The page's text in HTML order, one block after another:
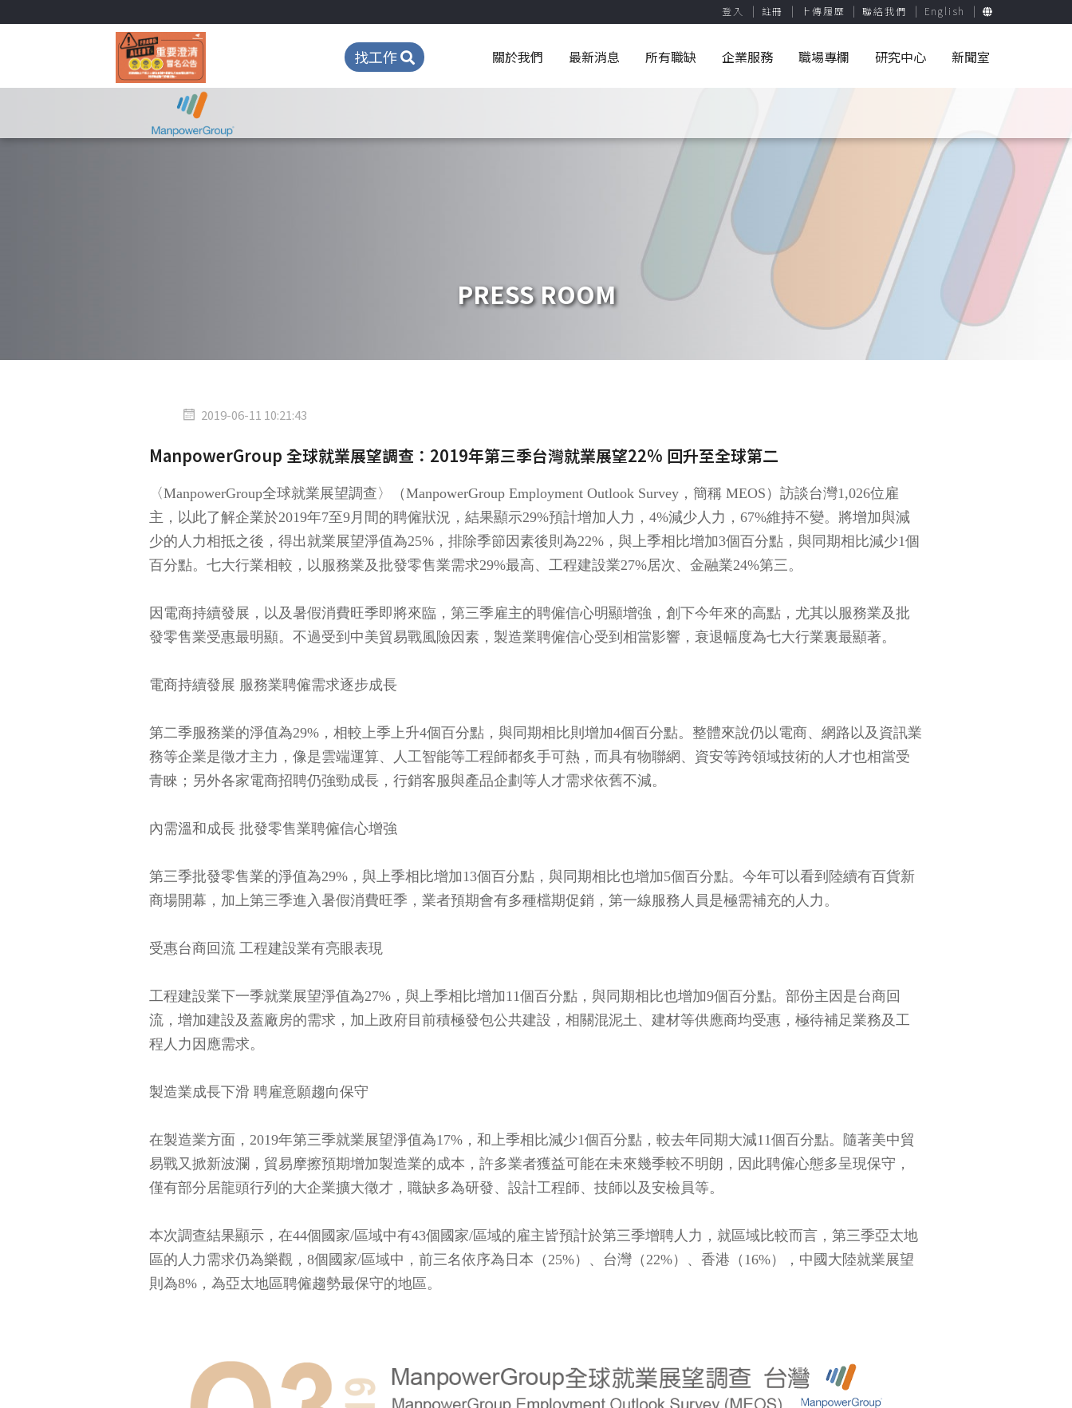
登入 註冊 上傳履歷 聯絡我們 English
找工作 關於我們 最新消息 所有職缺 企業服務 職場專欄 研究中心 新聞室
PRESS ROOM
2019-06-11 10:21:43
ManpowerGroup 全球就業展望調查：2019年第三季台灣就業展望22% 回升至全球第二
〈ManpowerGroup全球就業展望調查〉（ManpowerGroup Employment Outlook Survey，簡稱 MEOS）訪談台灣1,026位雇
主，以此了解企業於2019年7至9月間的聘僱狀況，結果顯示29%預計增加人力，4%減少人力，67%維持不變。將增加與減
少的人力相抵之後，得出就業展望淨值為25%，排除季節因素後則為22%，與上季相比增加3個百分點，與同期相比減少1個
百分點。七大行業相較，以服務業及批發零售業需求29%最高、工程建設業27%居次、金融業24%第三。
因電商持續發展，以及暑假消費旺季即將來臨，第三季雇主的聘僱信心明顯增強，創下今年來的高點，尤其以服務業及批
發零售業受惠最明顯。不過受到中美貿易戰風險因素，製造業聘僱信心受到相當影響，衰退幅度為七大行業裏最顯著。
電商持續發展 服務業聘僱需求逐步成長
第二季服務業的淨值為29%，相較上季上升4個百分點，與同期相比則增加4個百分點。整體來說仍以電商、網路以及資訊業
務等企業是徵才主力，像是雲端運算、人工智能等工程師都炙手可熱，而具有物聯網、資安等跨領域技術的人才也相當受
青睞；另外各家電商招聘仍強勁成長，行銷客服與產品企劃等人才需求依舊不減。
內需溫和成長 批發零售業聘僱信心增強
第三季批發零售業的淨值為29%，與上季相比增加13個百分點，與同期相比也增加5個百分點。今年可以看到陸續有百貨新
商場開幕，加上第三季進入暑假消費旺季，業者預期會有多種檔期促銷，第一線服務人員是極需補充的人力。
受惠台商回流 工程建設業有亮眼表現
工程建設業下一季就業展望淨值為27%，與上季相比增加11個百分點，與同期相比也增加9個百分點。部份主因是台商回
流，增加建設及蓋廠房的需求，加上政府目前積極發包公共建設，相關混泥土、建材等供應商均受惠，極待補足業務及工
程人力因應需求。
製造業成長下滑 聘雇意願趨向保守
在製造業方面，2019年第三季就業展望淨值為17%，和上季相比減少1個百分點，較去年同期大減11個百分點。隨著美中貿
易戰又掀新波瀾，貿易摩擦預期增加製造業的成本，許多業者獲益可能在未來幾季較不明朗，因此聘僱心態多呈現保守，
僅有部分居龍頭行列的大企業擴大徵才，職缺多為研發、設計工程師、技師以及安檢員等。
本次調查結果顯示，在44個國家/區域中有43個國家/區域的雇主皆預計於第三季增聘人力，就區域比較而言，第三季亞太地
區的人力需求仍為樂觀，8個國家/區域中，前三名依序為日本（25%）、台灣（22%）、香港（16%），中國大陸就業展望
則為8%，為亞太地區聘僱趨勢最保守的地區。